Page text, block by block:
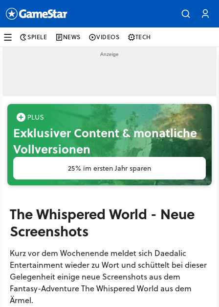
SPIELE NEWS VIDEOS TECH
Exklusiver Content & monatliche
Vollversionen
25% im ersten Jahr sparen
The Whispered World - Neue
Screenshots
Kurz vor dem Wochenende meldet sich Daedalic
Entertainment wieder zu Wort und schüttelt bei dieser
Gelegenheit einige neue Screenshots aus dem
Fantasy-Adventure The Whispered World aus dem
Ärmel.